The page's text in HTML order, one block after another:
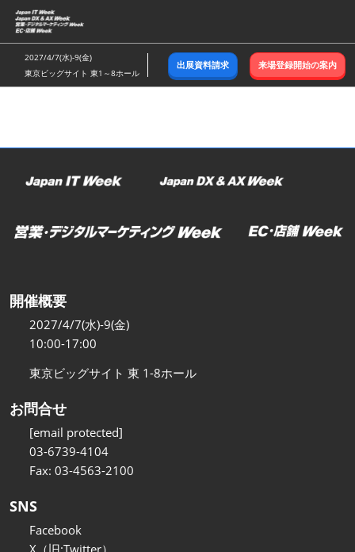
ス
キ
ッ
し
む
2027/4/7(水)-9(金)
東京ビッグサイト 東1～8ホール
出展資料請求 来場登録開始の案内
開催概要
2027/4/7(水)-9(金)
10:00-17:00
東京ビッグサイト 東 1-8ホール
お問合せ
[email protected]
03-6739-4104
Fax: 03-4563-2100
SNS
Facebook
X（旧:Twitter）